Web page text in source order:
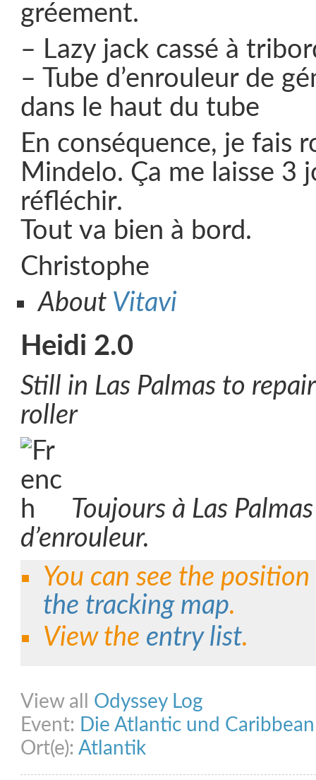
gréement.
– Lazy jack cassé à
– Tube d’enrouleur de
dans le haut du tube
En conséquence, je fais
Mindelo. Ça me laisse 3
réfléchir.
Tout va bien à bord.
Christophe
About Vitavi
Heidi 2.0
Still in Las Palmas to
roller
Toujours à Las
d’enrouleur.
You can see the
the tracking map.
View the entry list.
View all Odyssey Log
Event: Die Atlantic und
Ort(e): Atlantik